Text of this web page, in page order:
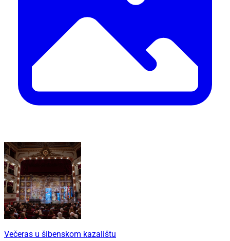
Večeras u šibenskom kazalištu